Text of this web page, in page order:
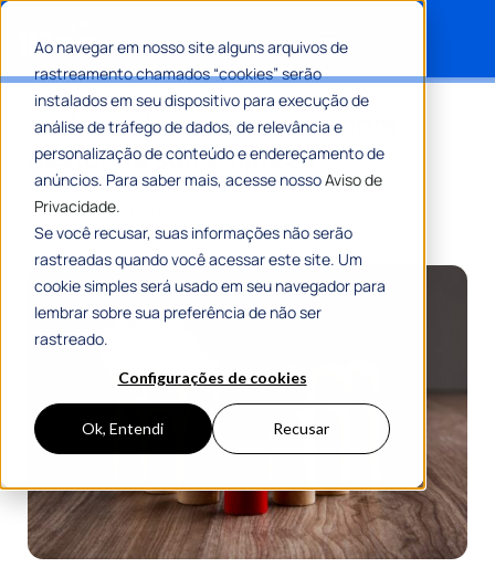
Ao navegar em nosso site alguns arquivos de
rastreamento chamados “cookies” serão
instalados em seu dispositivo para execução de
análise de tráfego de dados, de relevância e
personalização de conteúdo e endereçamento de
anúncios. Para saber mais, acesse nossoAviso de
Privacidade.
Se você recusar, suas informações não serão
rastreadas quando você acessar este site. Um
cookie simples será usado em seu navegador para
lembrar sobre sua preferência de não ser
rastreado.
Configurações de cookies
Ok, Entendi Recusar
10 dicas de como ser um bom
gestor na sua empresa
PorEquipe Editorial 1Doc
8 Min De Leitura